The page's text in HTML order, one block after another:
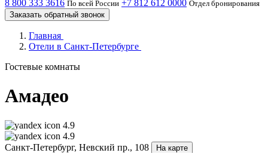
8 800 333 3616 По всей России +7 812 612 0000 Отдел бронирования
Заказать обратный звонок
Главная
Отели в Санкт-Петербурге
Гостевые комнаты
Амадео
4.9
4.9
Санкт-Петербург, Невский пр., 108
На карте